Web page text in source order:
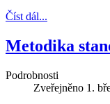
Číst dál...
Metodika
Podrobnosti
Zveřejněno 1.